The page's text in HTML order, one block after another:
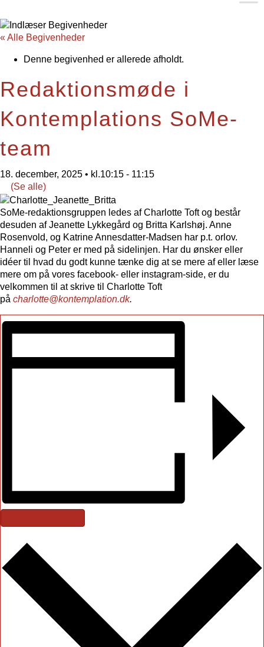
« Alle Begivenheder
Denne begivenhed er allerede afholdt.
Redaktionsmøde i
Kontemplations SoMe-
team
18. december, 2025 • kl.10:15 - 11:15
(Se alle)
SoMe-redaktionsgruppen ledes afCharlotte Toft og består
desuden af Jeanette Lykkegård og Britta Karlshøj. Anne
Rosenvold, og Katrine Annesdatter-Madsen har p.t. orlov.
Hanneli og Peter er med på sidelinjen. Har du ønsker eller
idéer til hvad du godt kunne tænke dig at se mere af eller læse
mere om på vores facebook- eller instagram-side, er du
velkommen til at skrive til Charlotte Toft
på charlotte@kontemplation.dk.